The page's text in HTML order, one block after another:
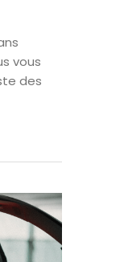
vous
des